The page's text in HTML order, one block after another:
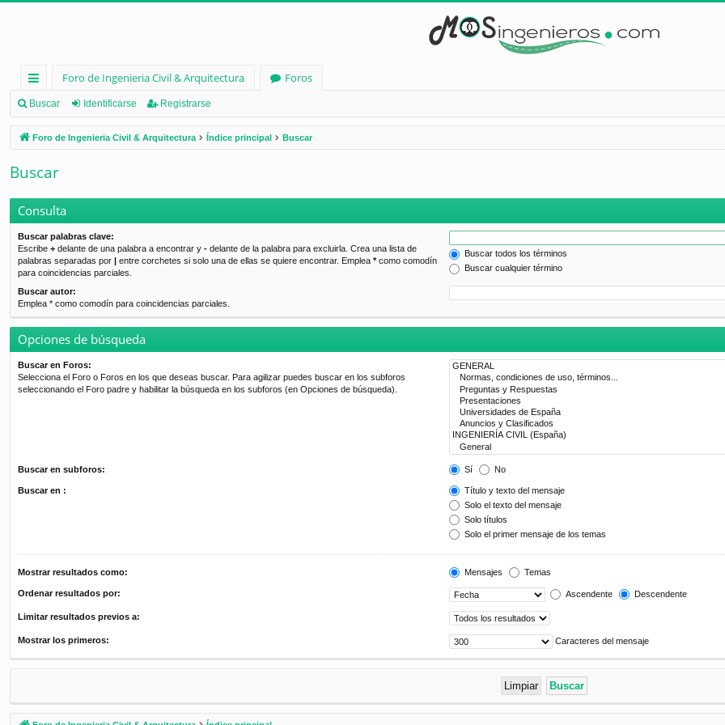
nl
ac
es
rá
pi
d
os
Foro de Ingenieria Civil & Arquitectura
Foros
Buscar Identificarse Registrarse
Foro de Ingenieria Civil & Arquitectura Índice principal Buscar
Buscar
Consulta
Buscar palabras clave:
Escribe + delante de una palabra a encontrar y - delante de la palabra para excluirla. Crea una lista de
palabras separadas por | entre corchetes si solo una de ellas se quiere encontrar. Emplea *como comodín
para coincidencias parciales.
Buscar todos los términos
Buscar cualquier término
Buscar autor:
Emplea * como comodín para coincidencias parciales.
Opciones de búsqueda
Buscar en Foros:
Selecciona el Foro o Foros en los que deseas buscar. Para agilizar puedes buscar en los subforos
seleccionando el Foro padre y habilitar la búsqueda en los subforos (en Opciones de búsqueda).
Buscar en subforos: Sí No
Buscar en :
Título y texto del mensaje
Solo el texto del mensaje
Solo títulos
Solo el primer mensaje de los temas
Mostrar resultados como: Mensajes Temas
Ordenar resultados por: Ascendente Descendente
Limitar resultados previos a:
Mostrar los primeros: Caracteres del mensaje